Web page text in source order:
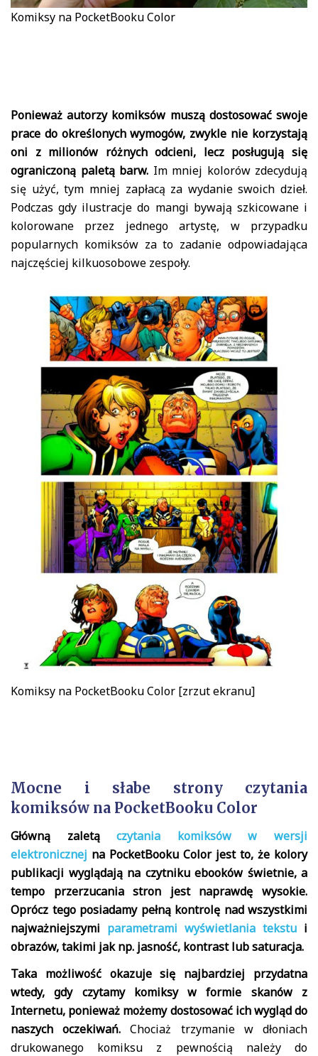
Komiksy na PocketBooku Color
Ponieważ autorzy komiksów muszą dostosować swoje
prace do określonych wymogów, zwykle nie korzystają
oni z milionów różnych odcieni, lecz posługują się
ograniczoną paletą barw. Im mniej kolorów zdecydują
się użyć, tym mniej zapłacą za wydanie swoich dzieł.
Podczas gdy ilustracje do mangi bywają szkicowane i
kolorowane przez jednego artystę, w przypadku
popularnych komiksów za to zadanie odpowiadająca
najczęściej kilkuosobowe zespoły.
Komiksy na PocketBooku Color [zrzut ekranu]
Mocne i słabe strony czytania
komiksów na PocketBooku Color
Główną zaletączytania komiksów w wersji
elektronicznej na PocketBooku Color jest to, że kolory
publikacji wyglądają na czytniku ebooków świetnie, a
tempo przerzucania stron jest naprawdę wysokie.
Oprócz tego posiadamy pełną kontrolę nad wszystkimi
najważniejszymi parametrami wyświetlania tekstu i
obrazów, takimi jak np. jasność, kontrast lub saturacja.
Taka możliwość okazuje się najbardziej przydatna
wtedy, gdy czytamy komiksy w formie skanów z
Internetu, ponieważ możemy dostosować ich wygląd do
naszych oczekiwań. Chociaż trzymanie w dłoniach
drukowanego komiksu z pewnością należy do